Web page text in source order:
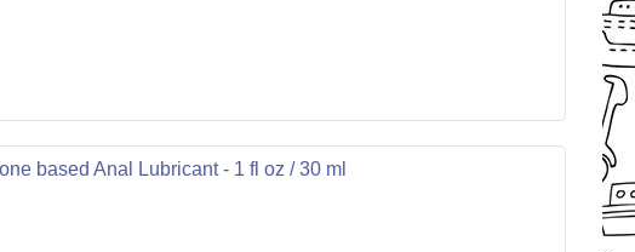
based Anal Lubricant - 1 fl oz / 30 ml